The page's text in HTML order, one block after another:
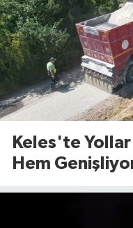
Keles'te
Hem